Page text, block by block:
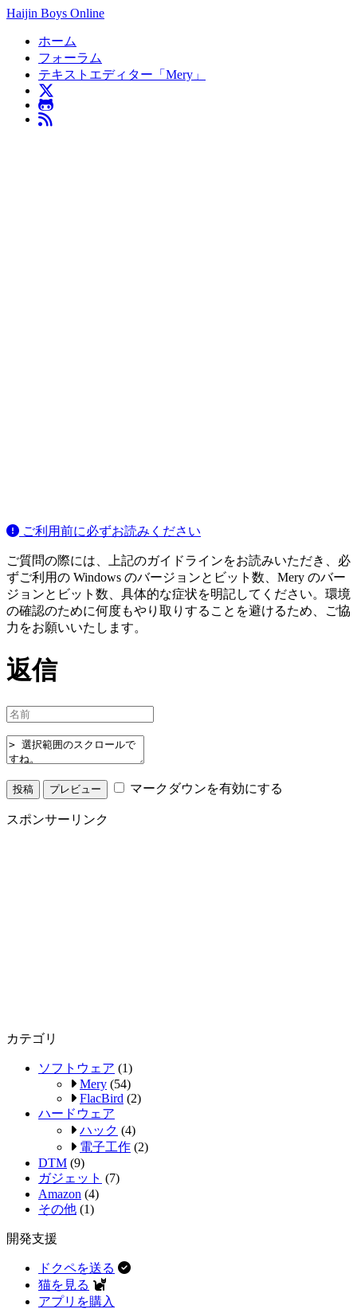
Haijin Boys Online
ホーム
フォーラム
テキストエディター「Mery」
ご利用前に必ずお読みください
ご質問の際には、上記のガイドラインをお読みいただき、必
ずご利用の Windows のバージョンとビット数、Mery のバー
ジョンとビット数、具体的な症状を明記してください。環境
の確認のために何度もやり取りすることを避けるため、ご協
力をお願いいたします。
返信
マークダウンを有効にする
スポンサーリンク
カテゴリ
ソフトウェア (1)
Mery (54)
FlacBird (2)
ハードウェア
ハック (4)
電子工作 (2)
DTM (9)
ガジェット (7)
Amazon (4)
その他 (1)
開発支援
ドクペを送る
猫を見る
アプリを購入